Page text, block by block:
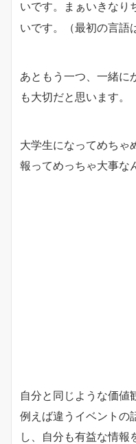
いです。まぁいきなり
いです。（最初の言語
あともう一つ、一緒に
も大切だと思います。
大学生になってめちゃ
報ってめっちゃ大事な
自分と同じような価値
例えば違うイベントの
し、自分も有益な情報